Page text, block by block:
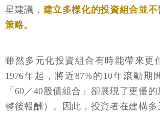
星建議， 建立多樣化的投資組合並
策略。
雖然多元化投資組合有時能帶來更
1976年起，將近87%的10年滾動期
「60／40股債組合」卻展現了更優
整後報酬）。因此，投資者在建構多